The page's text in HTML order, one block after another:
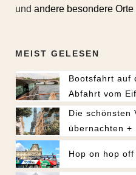
und andere besondere Orte
MEIST GELESEN
Bootsfahrt auf
Abfahrt vom
Die schönsten
übernachten +
Hop on hop